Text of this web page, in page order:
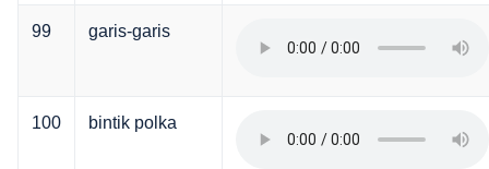
99 garis-garis
100 bintik polka